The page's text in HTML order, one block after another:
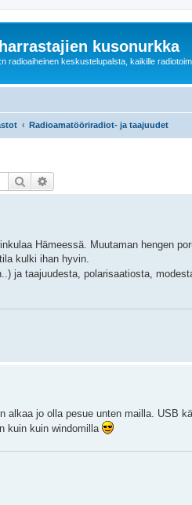
kusonurkka
radioaiheinen keskustelupalsta, kaikille
Radioamatööriradiot- ja taajuudet
Search
Hämeessä. Muutaman hengen
kulki ihan hyvin.
ja taajuudesta, polarisaatiosta,
alkaa jo olla pesue unten mailla. USB
kuin kuin windomilla